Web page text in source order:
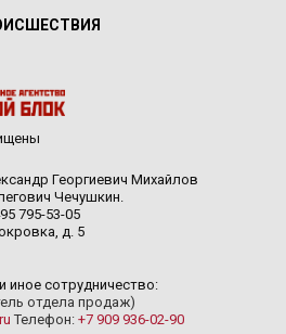
Георгиевич Михайлов
Чечушкин.
795-53-05
д. 5
иное сотрудничество:
отдела продаж)
Телефон: +7 909 936-02-90